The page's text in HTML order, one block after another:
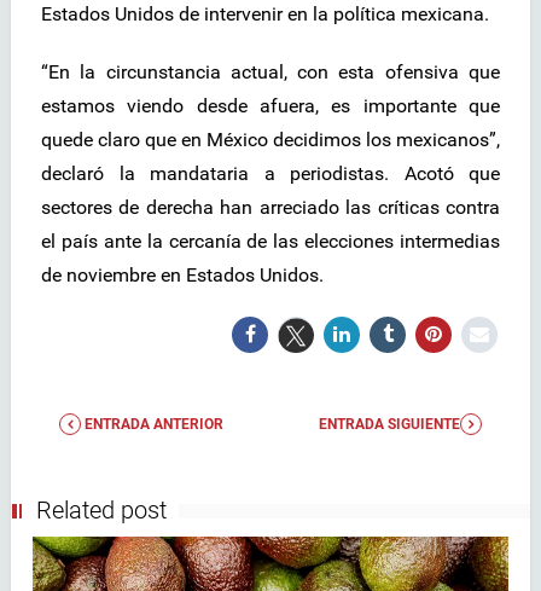
Estados Unidos de intervenir en la política mexicana.
“En la circunstancia actual, con esta ofensiva que
estamos viendo desde afuera, es importante que
quede claro que en México decidimos los mexicanos”,
declaró la mandataria a periodistas. Acotó que
sectores de derecha han arreciado las críticas contra
el país ante la cercanía de las elecciones intermedias
de noviembre en Estados Unidos.
ENTRADA ANTERIOR ENTRADA SIGUIENTE
Related post